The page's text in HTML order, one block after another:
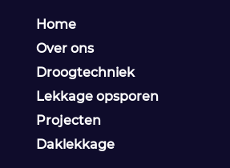
Home
Over ons
Droogtechniek
Lekkage opsporen
Projecten
Daklekkage